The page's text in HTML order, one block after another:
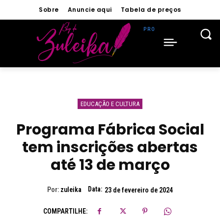
Sobre Anuncie aqui Tabela de preços
EDUCAÇÃO E CULTURA
Programa Fábrica Social
tem inscrições abertas
até 13 de março
Por: zuleika Data: 23 de fevereiro de 2024
COMPARTILHE: